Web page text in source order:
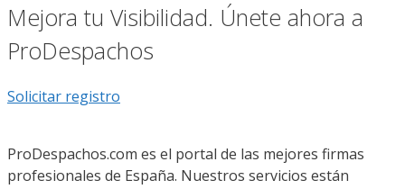
Mejora tu Visibilidad. Únete ahora a
ProDespachos
Solicitar registro
ProDespachos.com es el portal de las mejores firmas
profesionales de España. Nuestros servicios están